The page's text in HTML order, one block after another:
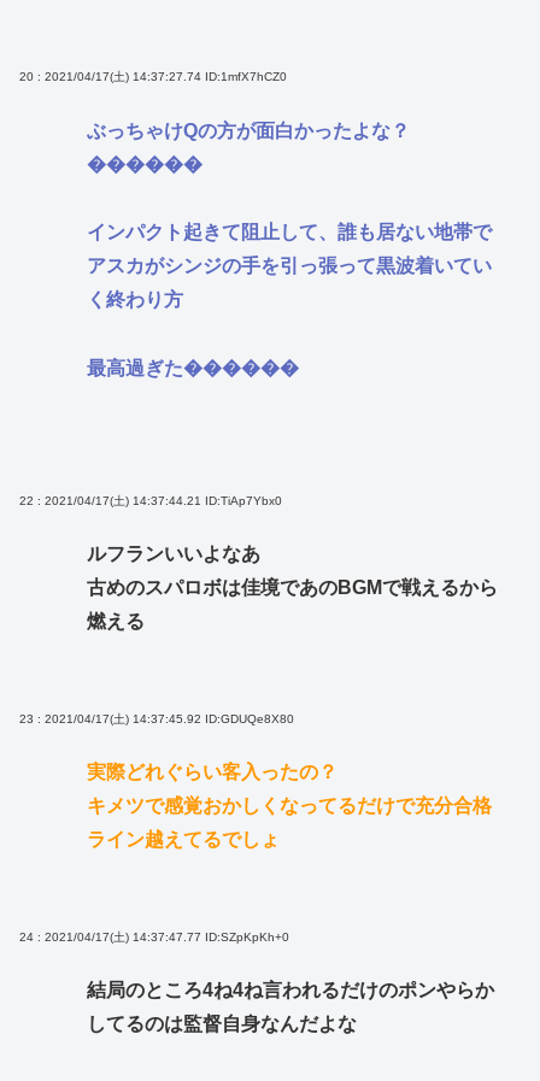
20 : 2021/04/17(土) 14:37:27.74 ID:1mfX7hCZ0
ぶっちゃけQの方が面白かったよな？
������
インパクト起きて阻止して、誰も居ない地帯で
アスカがシンジの手を引っ張って黒波着いてい
く終わり方
最高過ぎた������
22 : 2021/04/17(土) 14:37:44.21 ID:TiAp7Ybx0
ルフランいいよなあ
古めのスパロボは佳境であのBGMで戦えるから
燃える
23 : 2021/04/17(土) 14:37:45.92 ID:GDUQe8X80
実際どれぐらい客入ったの？
キメツで感覚おかしくなってるだけで充分合格
ライン越えてるでしょ
24 : 2021/04/17(土) 14:37:47.77 ID:SZpKpKh+0
結局のところ4ね4ね言われるだけのポンやらか
してるのは監督自身なんだよな